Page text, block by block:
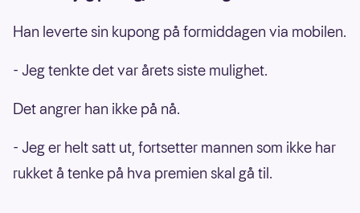
Han leverte sin kupong på formiddagen via mobilen.
- Jeg tenkte det var årets siste mulighet.
Det angrer han ikke på nå.
- Jeg er helt satt ut, fortsetter mannen som ikke har
rukket å tenke på hva premien skal gå til.